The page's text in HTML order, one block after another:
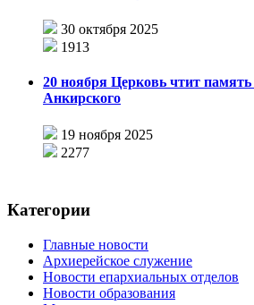
30 октября 2025
1913
20 ноября Церковь чтит
Анкирского
19 ноября 2025
2277
Категории
Главные новости
Архиерейское служение
Новости епархиальных отделов
Новости образования